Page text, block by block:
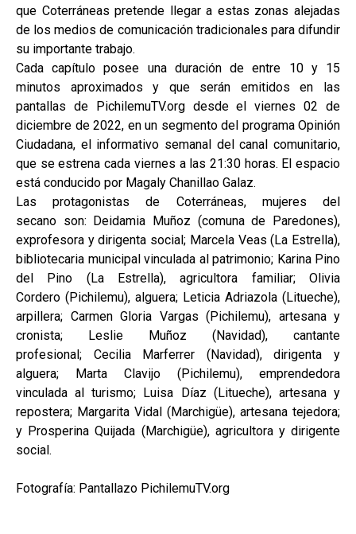
que Coterráneas pretende llegar a estas zonas alejadas
de los medios de comunicación tradicionales para difundir
su importante trabajo.
Cada capítulo posee una duración de entre 10 y 15
minutos aproximados y que serán emitidos en las
pantallas de PichilemuTV.org desde el viernes 02 de
diciembre de 2022, en un segmento del programa Opinión
Ciudadana, el informativo semanal del canal comunitario,
que se estrena cada viernes a las 21:30 horas. El espacio
está conducido por Magaly Chanillao Galaz.
Las protagonistas de Coterráneas, mujeres del
secano son: Deidamia Muñoz (comuna de Paredones),
exprofesora y dirigenta social; Marcela Veas (La Estrella),
bibliotecaria municipal vinculada al patrimonio; Karina Pino
del Pino (La Estrella), agricultora familiar; Olivia
Cordero (Pichilemu), alguera; Leticia Adriazola (Litueche),
arpillera; Carmen Gloria Vargas (Pichilemu), artesana y
cronista; Leslie Muñoz (Navidad), cantante
profesional; Cecilia Marferrer (Navidad), dirigenta y
alguera; Marta Clavijo (Pichilemu), emprendedora
vinculada al turismo; Luisa Díaz (Litueche), artesana y
repostera; Margarita Vidal (Marchigüe), artesana tejedora;
y Prosperina Quijada (Marchigüe), agricultora y dirigente
social.
Fotografía: Pantallazo PichilemuTV.org